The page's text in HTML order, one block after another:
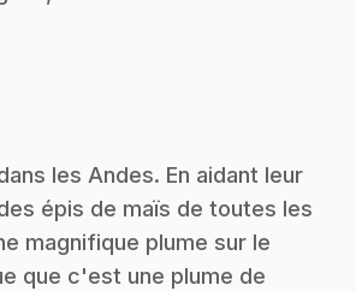
les Andes. En aidant leur
épis de maïs de toutes les
magnifique plume sur le
que c'est une plume de